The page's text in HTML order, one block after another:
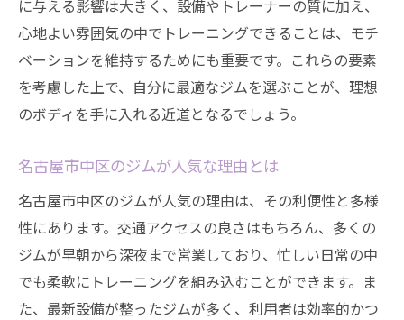
に与える影響は大きく、設備やトレーナーの質に加え、
心地よい雰囲気の中でトレーニングできることは、モチ
ベーションを維持するためにも重要です。これらの要素
を考慮した上で、自分に最適なジムを選ぶことが、理想
のボディを手に入れる近道となるでしょう。
名古屋市中区のジムが人気な理由とは
名古屋市中区のジムが人気の理由は、その利便性と多様
性にあります。交通アクセスの良さはもちろん、多くの
ジムが早朝から深夜まで営業しており、忙しい日常の中
でも柔軟にトレーニングを組み込むことができます。ま
た、最新設備が整ったジムが多く、利用者は効率的かつ